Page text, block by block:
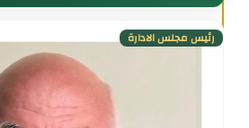
رئيس مجلس الادارة